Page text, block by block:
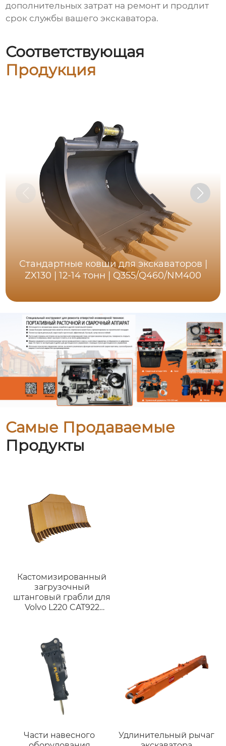
дополнительных затрат на ремонт и продлит
срок службы вашего экскаватора.
Соответствующая
Продукция
Стандартные ковши для экскаваторов |
ZX130 | 12-14 тонн | Q355/Q460/NM400
Самые Продаваемые
Продукты
Кастомизированный
загрузочный
штанговый грабли для
Volvo L220 CAT922
WA380/WA470/Volvo
L110/L120/L160/L200
Части навесного
Удлинительный рычаг